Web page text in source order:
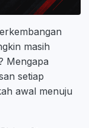
masih
Mengapa
setiap
awal menuju